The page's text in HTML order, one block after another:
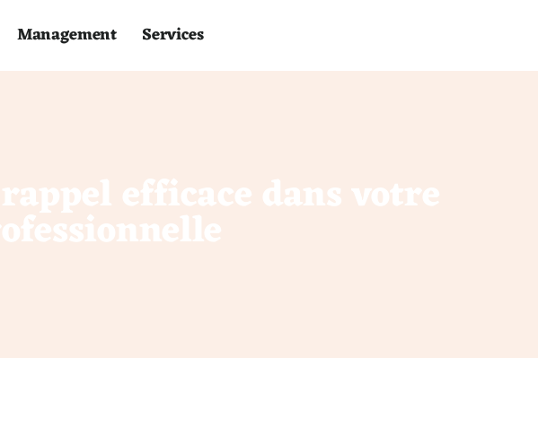
Management Services
efficace dans votre